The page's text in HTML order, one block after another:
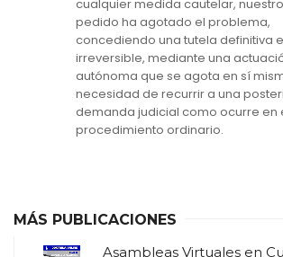
cualquier medida cautelar, nuestro
pedido ha agotado el problema,
concediendo una tutela definitiva e
irreversible, mediante una
autónoma que se agota en sí
necesidad de recurrir a una
demanda judicial como ocurre en
procedimiento ordinario.
MÁS PUBLICACIONES
Asambleas Virtuales en